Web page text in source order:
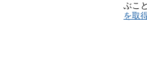
ぶこ
を取